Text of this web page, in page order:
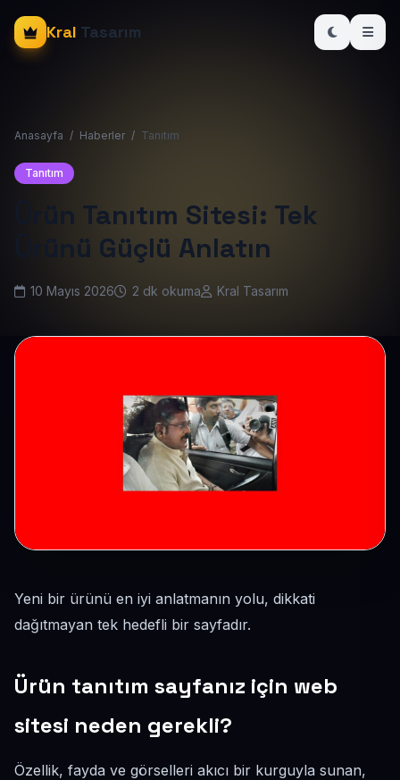
Kral Tasarım
Anasayfa / Haberler / Tanıtım
Tanıtım
Ürün Tanıtım Sitesi: Tek
Ürünü Güçlü Anlatın
10 Mayıs 2026 2 dk okuma Kral Tasarım
Yeni bir ürünü en iyi anlatmanın yolu, dikkati
dağıtmayan tek hedefli bir sayfadır.
Ürün tanıtım sayfanız için web
sitesi neden gerekli?
Özellik, fayda ve görselleri akıcı bir kurguyla sunan,